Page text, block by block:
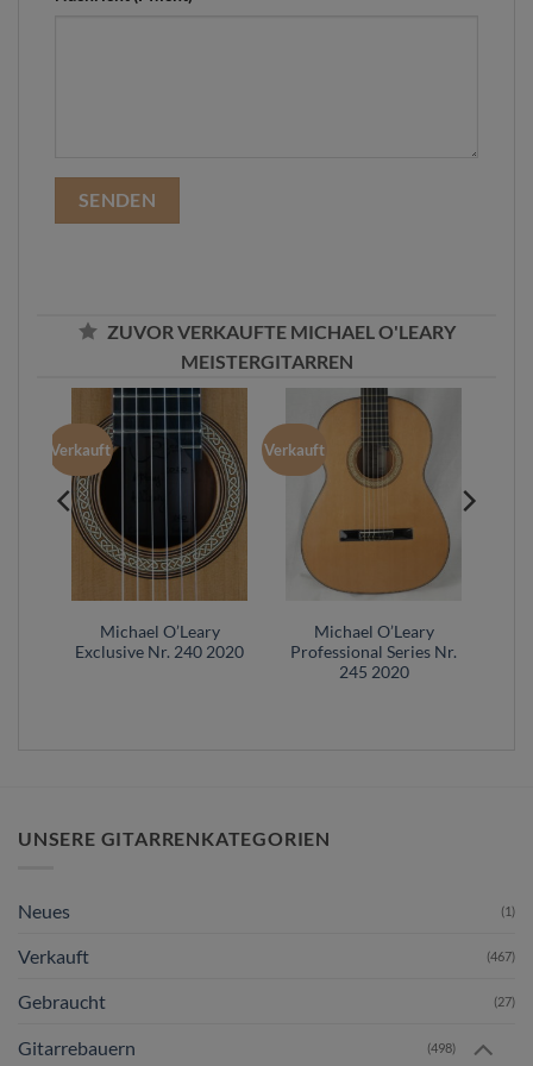
ZUVOR VERKAUFTE MICHAEL O'LEARY
MEISTERGITARREN
Verkauft
Michael O’Leary
Exclusive Nr. 240 2020
Verkauft
Michael O’Leary
Professional Series Nr.
245 2020
UNSERE GITARRENKATEGORIEN
Neues (1)
Verkauft (467)
Gebraucht (27)
Gitarrebauern (498)